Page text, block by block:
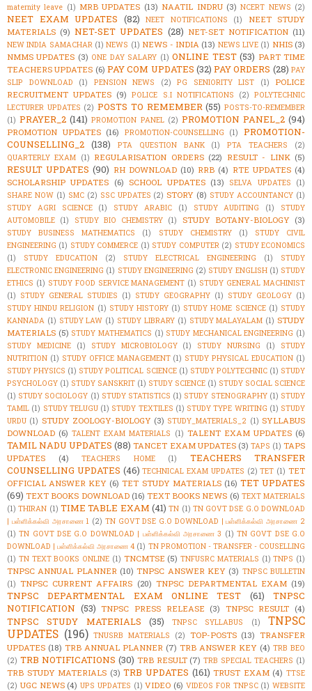
maternity leave (1) MRB UPDATES (13) NAATIL INDRU (3) NCERT NEWS (2)
NEET EXAM UPDATES (82) NEET NOTIFICATIONS (1)
NEET STUDY
MATERIALS (9) NET-SET UPDATES (28) NET-SET NOTIFICATION (11)
NEW INDIA SAMACHAR (1) NEWS (1) NEWS - INDIA (13) NEWS LIVE (1) NHIS (3)
NMMS UPDATES (3) ONE DAY SALARY (1) ONLINE TEST (53) PART TIME
TEACHERS UPDATES (6) PAY COM UPDATES (32) PAY ORDERS (28) PAY
SLIP DOWNLOAD
(1) PENSION NEWS (2) PG SENIORITY LIST (1)
POLICE
RECRUITMENT UPDATES (9) POLICE S.I NOTIFICATIONS (2) POLYTECHNIC
LECTURER UPDATES (2) POSTS TO REMEMBER (55) POSTS-TO-REMEMBER
(1) PRAYER_2 (141) PROMOTION PANEL (2) PROMOTION PANEL_2 (94)
PROMOTION UPDATES (16) PROMOTION-COUNSELLING (1)
PROMOTION-
COUNSELLING_2 (138) PTA QUESTION BANK (1) PTA TEACHERS
(2)
QUARTERLY EXAM (1) REGULARISATION ORDERS (22) RESULT - LINK (5)
RESULT UPDATES (90) RH DOWNLOAD (10) RRB (4) RTE UPDATES (4)
SCHOLARSHIP UPDATES (6) SCHOOL UPDATES (13) SELVA UPDATES
(1)
SHARE NOW (1) SMC (2) SSC UPDATES (2) STORY (8) STUDY ACCOUNTANCY (1)
STUDY AGRI SCIENCE
(1) STUDY ARABIC (1) STUDY AUDITING (1)
STUDY
AUTOMOBILE (1) STUDY BIO CHEMISTRY (1) STUDY BOTANY-BIOLOGY (3)
STUDY BUSINESS MATHEMATICS (1) STUDY CHEMISTRY (1)
STUDY CIVIL
ENGINEERING (1) STUDY COMMERCE (1) STUDY COMPUTER (2) STUDY ECONOMICS
(1)
STUDY EDUCATION (2) STUDY ELECTRICAL ENGINEERING (1)
STUDY
ELECTRONIC ENGINEERING (1) STUDY ENGINEERING (2) STUDY ENGLISH (1) STUDY
ETHICS (1) STUDY FOOD SERVICE MANAGEMENT (1) STUDY GENERAL MACHINIST
(1) STUDY GENERAL STUDIES (1) STUDY GEOGRAPHY (1) STUDY GEOLOGY (1)
STUDY HINDU RELIGION (1) STUDY HISTORY (1) STUDY HOME SCIENCE (1) STUDY
KANNADA (1) STUDY LAW (1) STUDY LIBRARY (1) STUDY MALAYALAM (1) STUDY
MATERIALS (5) STUDY MATHEMATICS (1) STUDY MECHANICAL ENGINEERING (1)
STUDY MEDICINE
(1) STUDY MICROBIOLOGY (1) STUDY NURSING (1)
STUDY
NUTRITION (1) STUDY OFFICE MANAGEMENT (1) STUDY PHYSICAL EDUCATION (1)
STUDY PHYSICS (1) STUDY POLITICAL SCIENCE (1) STUDY POLYTECHNIC (1) STUDY
PSYCHOLOGY (1) STUDY SANSKRIT (1) STUDY SCIENCE (1) STUDY SOCIAL SCIENCE
(1) STUDY SOCIOLOGY (1) STUDY STATISTICS (1) STUDY STENOGRAPHY (1) STUDY
TAMIL (1) STUDY TELUGU (1) STUDY TEXTILES (1) STUDY TYPE WRITING (1) STUDY
URDU (1) STUDY ZOOLOGY-BIOLOGY (3) STUDY_MATERIALS_2 (1) SYLLABUS
DOWNLOAD (6) TALENT EXAM MATERIALS (1) TALENT EXAM UPDATES (6)
TAMIL NADU UPDATES (88) TANCET EXAM UPDATES (3) TAPS (1) TAPS
UPDATES
(4) TEACHERS HOME (1)
TEACHERS TRANSFER
COUNSELLING UPDATES (46) TECHNICAL EXAM UPDATES (2) TET (1) TET
OFFICIAL ANSWER KEY (6) TET STUDY MATERIALS (16) TET UPDATES
(69) TEXT BOOKS DOWNLOAD (16) TEXT BOOKS NEWS (6) TEXT MATERIALS
(1) THIRAN (1) TIME TABLE EXAM (41) TN (1) TN GOVT DSE G.O DOWNLOAD
| பள்ளிக்கல்வி அரசாணை 1 (2) TN GOVT DSE G.O DOWNLOAD | பள்ளிக்கல்வி அரசாணை 2
(1) TN GOVT DSE G.O DOWNLOAD | பள்ளிக்கல்வி அரசாணை 3 (1) TN GOVT DSE G.O
DOWNLOAD | பள்ளிக்கல்வி அரசாணை 4 (1) TN PROMOTION - TRANSFER - COUSELLING
(1) TN TEXT BOOKS ONLINE (1) TNCMTSE (5) TNFUSRC MATERIALS (1) TNPS (1)
TNPSC ANNUAL PLANNER (10) TNPSC ANSWER KEY (3) TNPSC BULLETIN
(1) TNPSC CURRENT AFFAIRS (20) TNPSC DEPARTMENTAL EXAM (19)
TNPSC DEPARTMENTAL EXAM ONLINE TEST (61)
TNPSC
NOTIFICATION (53) TNPSC PRESS RELEASE (3) TNPSC RESULT (4)
TNPSC STUDY MATERIALS (35) TNPSC SYLLABUS (1)
TNPSC
UPDATES (196) TNUSRB MATERIALS (2) TOP-POSTS (13) TRANSFER
UPDATES (18) TRB ANNUAL PLANNER (7) TRB ANSWER KEY (4) TRB BEO
(2) TRB NOTIFICATIONS (30) TRB RESULT (7) TRB SPECIAL TEACHERS (1)
TRB STUDY MATERIALS (3) TRB UPDATES (161) TRUST EXAM (4) TTSE
(2) UGC NEWS (4) UPS UPDATES (1) VIDEO (6) VIDEOS FOR TNPSC (1) WEBSITE